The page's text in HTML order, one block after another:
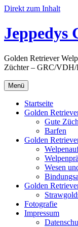
Direkt zum Inhalt
Jeppedys
Golden Retriever
Züchter – GRC/
Menü
Startseite
Golden
Gute
Barfen
Golden
Wesen
Golden
Fotografie
Impressum